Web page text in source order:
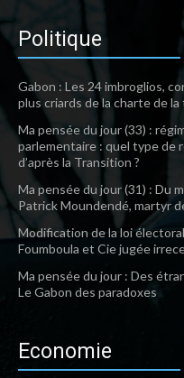
Politique
Gabon : Les 24 imbroglios,
plus criards de la charte de
Ma pensée du jour (33) :
parlementaire : quel type de
d’après la Transition ?
Ma pensée du jour (31) : Du
Patrick Moundendé, martyr
Modification de la loi
Foumboula et Cie jugée
Ma pensée du jour : Des
Le Gabon des paradoxes
Economie